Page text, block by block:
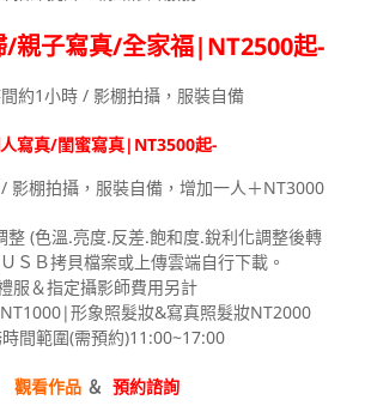
/親子寫真/全家福|NT2500起-
約1小時 / 影棚拍攝，服裝自備
寫真/閨蜜寫真| NT3500起-
影棚拍攝，服裝自備，增加一人＋NT3000
整 (色溫.亮度.反差.飽和度.銳利化調整後轉
ＵＳＢ拷貝檔案或上傳雲端自行下載。
服＆指定攝影師費用另計
形象照髮妝&寫真照髮妝NT2000
間範圍(需預約)11:00~17:00
觀看作品 ＆ 預約諮詢